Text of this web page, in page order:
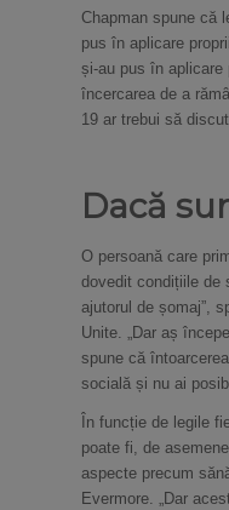
Chapman spune că
pus în aplicare
și-au pus în
încercarea de a
19 ar trebui să
Dacă
O persoană care
dovedit condițiile de
ajutorul de șomaj”,
Unite. „Dar aș
spune că
socială și nu ai
În funcție de legile
poate fi, de
aspecte precum
Evermore. „Dar